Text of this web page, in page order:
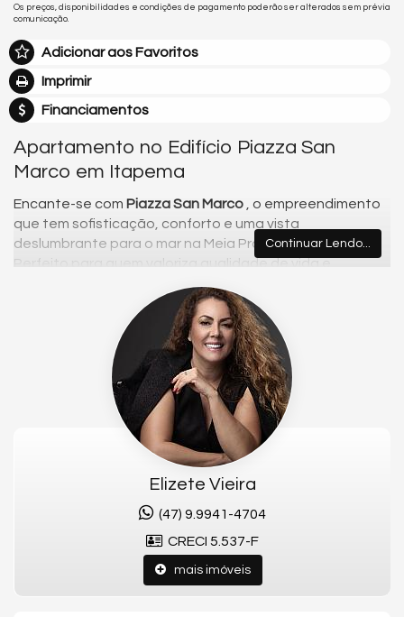
Os preços, disponibilidades e condições de pagamento poderão ser alterados sem prévia
comunicação.
Adicionar aos Favoritos
Imprimir
Financiamentos
Apartamento no Edifício Piazza San
Marco em Itapema
Encante-se com Piazza San Marco , o empreendimento
que tem sofisticação, conforto e uma vista
deslumbrante para o mar na Meia Praia, Itapema.
Perfeito para quem valoriza qualidade de vida e
ideal para sua família ou um excelente investimento no
litoral catarinense.
Características do Piazza San Marco:.
Espaço Generoso:129m² de área privativa com 3
suítes e 2 vagas de garagem.
Acabamentos Premium:
Gesso, porcelanato, espera
para split e churrasqueira na sacada.
Piscinas adulta e infantil, academia,
sala de jogos, playground, bar, brinquedoteca e
espaço gourmet.Essa é a oportunidade perfeita
para viver com luxo e conforto, aproveitando o
melhor que Itapema tem a oferecer.
Fale Conosco e Garanta Sua Unidade:
Continuar Lendo...
Elizete Vieira
(47) 9.9941-4704
CRECI 5.537-F
mais imóveis